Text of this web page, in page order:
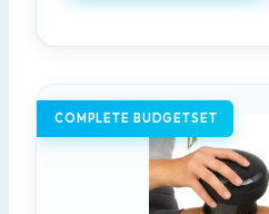
COMPLETE BUDGETSET